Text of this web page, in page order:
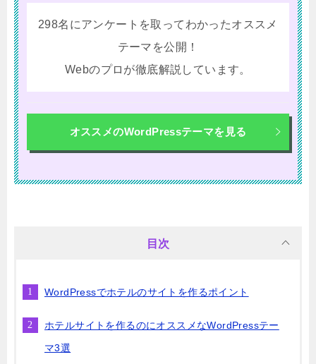
298名にアンケートを取ってわかったオススメ
テーマを公開！
Webのプロが徹底解説しています。
オススメのWordPressテーマを見る
目次
WordPressでホテルのサイトを作るポイント
ホテルサイトを作るのにオススメなWordPressテー
マ3選